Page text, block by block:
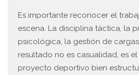
Es importante reconocer el
escena. La disciplina táctica, la
psicológica, la gestión de cargas
resultado no es casualidad, es
proyecto deportivo bien